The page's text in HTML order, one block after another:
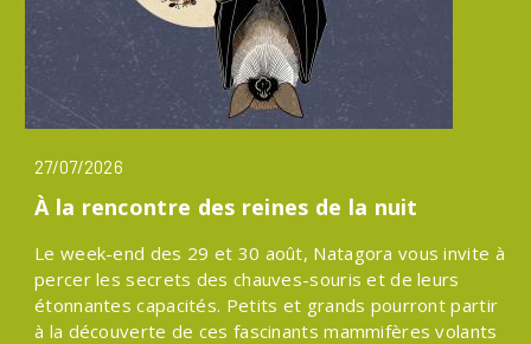
27/07/2026
À la rencontre des reines de la nuit
Le week-end des 29 et 30 août, Natagora vous invite à
percer les secrets des chauves-souris et de leurs
étonnantes capacités. Petits et grands pourront partir
à la découverte de ces fascinants mammifères volants